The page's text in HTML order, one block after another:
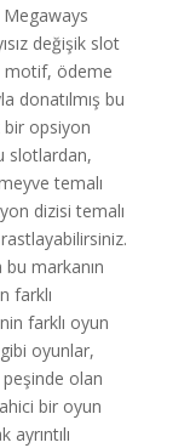
değişik slot
motif, ödeme
donatılmış bu
bir opsiyon
slotlardan,
temalı
dizisi temalı
bu markanın
farklı
farklı oyun
oyunlar,
olan
bir oyun